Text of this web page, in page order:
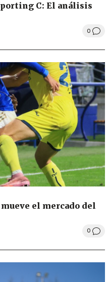
C: El análisis
0
el mercado del
0